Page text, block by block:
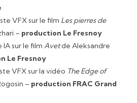
VFX sur le film Les pierres de
– production Le Fresnoy
IA sur le film Avetde Aleksandre
Le Fresnoy
VFX sur la vidéo The Edge of
– production FRAC Grand